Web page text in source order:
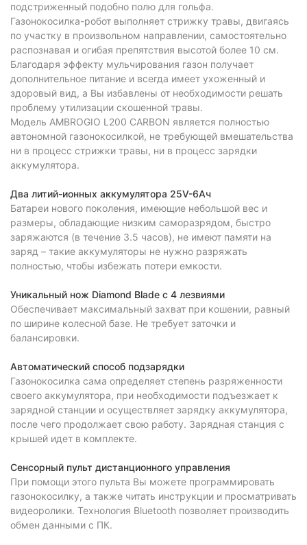
подстриженный подобно полю для гольфа.
Газонокосилка-робот выполняет стрижку травы, двигаясь
по участку в произвольном направлении, самостоятельно
распознавая и огибая препятствия высотой более 10 см.
Благодаря эффекту мульчирования газон получает
дополнительное питание и всегда имеет ухоженный и
здоровый вид, а Вы избавлены от необходимости решать
проблему утилизации скошенной травы.
Модель AMBROGIO L200 CARBON является полностью
автономной газонокосилкой, не требующей вмешательства
ни в процесс стрижки травы, ни в процесс зарядки
аккумулятора.
Два литий-ионных аккумулятора 25V-6Ач
Батареи нового поколения, имеющие небольшой вес и
размеры, обладающие низким саморазрядом, быстро
заряжаются (в течение 3.5 часов), не имеют памяти на
заряд – такие аккумуляторы не нужно разряжать
полностью, чтобы избежать потери емкости.
Уникальный нож Diamond Blade с 4 лезвиями
Обеспечивает максимальный захват при кошении, равный
по ширине колесной базе. Не требует заточки и
балансировки.
Автоматический способ подзарядки
Газонокосилка сама определяет степень разряженности
своего аккумулятора, при необходимости подъезжает к
зарядной станции и осуществляет зарядку аккумулятора,
после чего продолжает свою работу. Зарядная станция с
крышей идет в комплекте.
Сенсорный пульт дистанционного управления
При помощи этого пульта Вы можете программировать
газонокосилку, а также читать инструкции и просматривать
видеоролики. Технология Bluetooth позволяет производить
обмен данными с ПК.